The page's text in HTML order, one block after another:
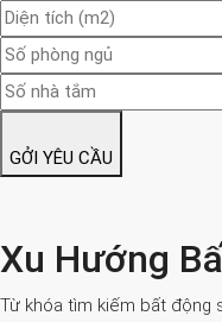
GỞI YÊU CẦU
Xu Hướng
Từ khóa tìm kiếm bất động